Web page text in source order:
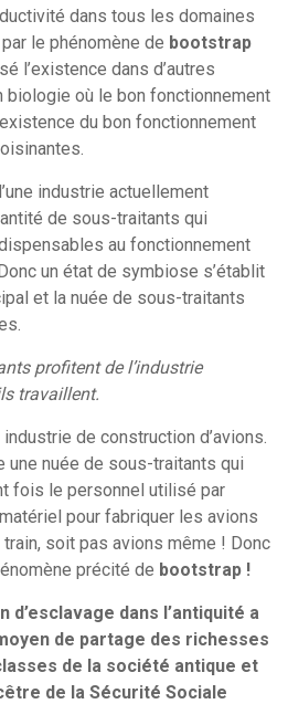
dans tous les domaines
le phénomène de bootstrap
l’existence dans d’autres
biologie où le bon fonctionnement
du bon fonctionnement
industrie actuellement
de sous-traitants qui
au fonctionnement
un état de symbiose s’établit
et la nuée de sous-traitants
profitent de l’industrie
travaillent.
industrie de construction d’avions.
nuée de sous-traitants qui
fois le personnel utilisé par
pour fabriquer les avions
soit pas avions même ! Donc
précité de bootstrap !
d’esclavage dans l’antiquité a
de partage des richesses
de la société antique et
de la Sécurité Sociale